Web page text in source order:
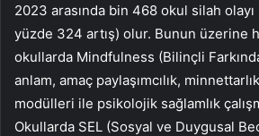
2023 arasında bin 468 okul silah
yüzde 324 artış) olur. Bunun üzerine
okullarda Mindfulness (Bilinçli
anlam, amaç paylaşımcılık,
modülleri ile psikolojik sağlamlık
Okullarda SEL (Sosyal ve Duygusal